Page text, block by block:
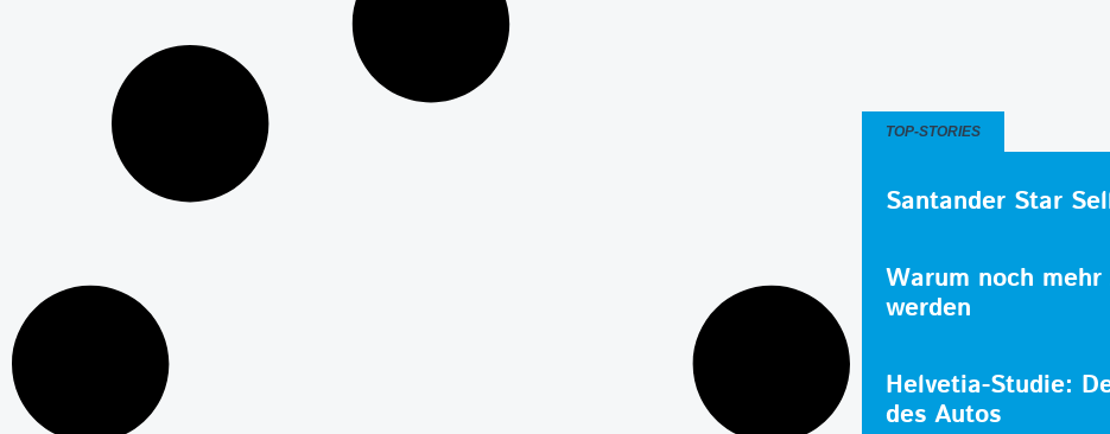
TOP-STORIES
Santander Star
Warum noch
werden
Helvetia-Studie:
des Autos